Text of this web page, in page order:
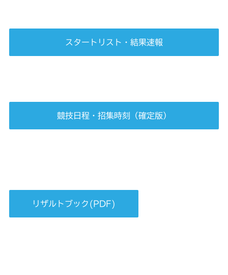
スタートリスト・結果速報
競技日程・招集時刻（確定版）
リザルトブック(PDF)